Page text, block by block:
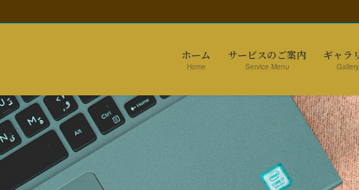
ホーム
Home
サービスのご案内
Service Menu
ギャラ
Gallery